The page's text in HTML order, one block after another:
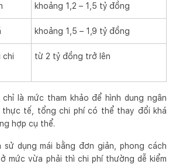
khoảng 1,2 – 1,5 tỷ đồng
khoảng 1,5 – 1,9 tỷ đồng
chi
từ 2 tỷ đồng trở lên
là mức tham khảo để hình dung ngân
thực tế, tổng chi phí có thể thay đổi khá
hợp cụ thể.
sử dụng mái bằng đơn giản, phong cách
mức vừa phải thì chi phí thường dễ kiểm